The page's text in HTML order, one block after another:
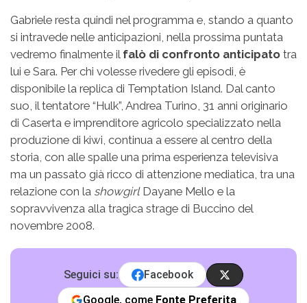
Gabriele resta quindi nel programma e, stando a quanto
si intravede nelle anticipazioni, nella prossima puntata
vedremo finalmente il falò di confronto anticipato tra
lui e Sara. Per chi volesse rivedere gli episodi, è
disponibile la replica di Temptation Island. Dal canto
suo, il tentatore “Hulk”, Andrea Turino, 31 anni originario
di Caserta e imprenditore agricolo specializzato nella
produzione di kiwi, continua a essere al centro della
storia, con alle spalle una prima esperienza televisiva
ma un passato già ricco di attenzione mediatica, tra una
relazione con la showgirlDayane Mello e la
sopravvivenza alla tragica strage di Buccino del
novembre 2008.
Seguici su:
Facebook
Google, come Fonte Preferita